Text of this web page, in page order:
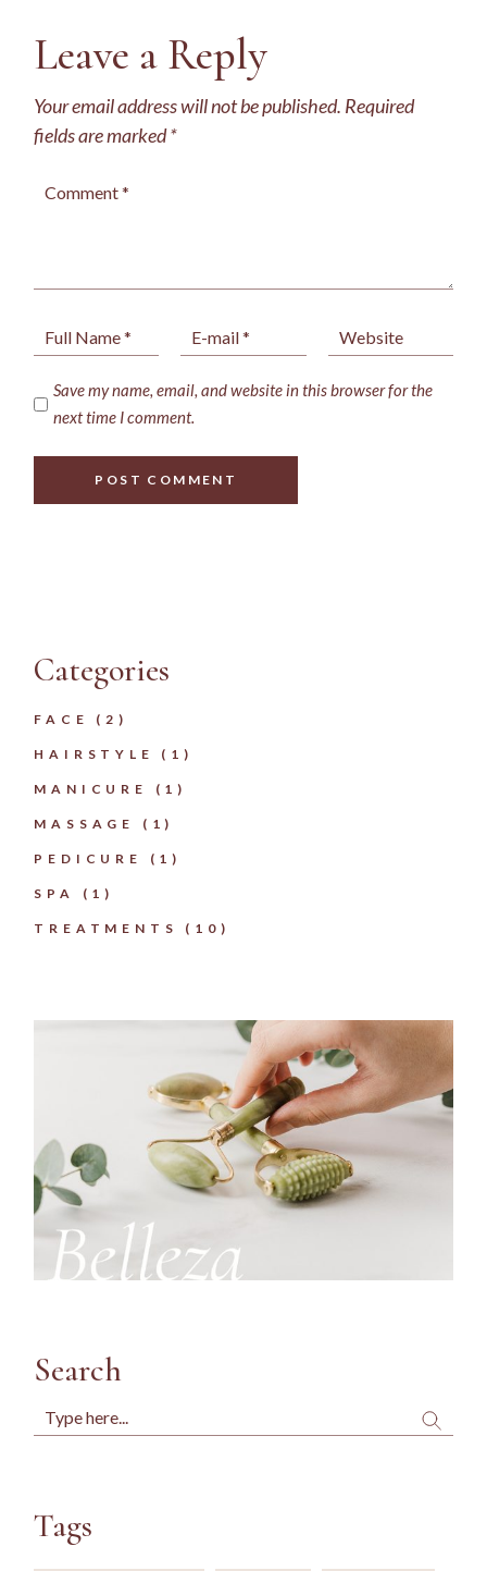
Leave a Reply
Your email address will not be published. Required
fields are marked*
Save my name, email, and website in this browser for the
next time I comment.
POST COMMENT
Categories
FACE (2)
HAIRSTYLE (1)
MANICURE (1)
MASSAGE (1)
PEDICURE (1)
SPA (1)
TREATMENTS (10)
Search
Tags